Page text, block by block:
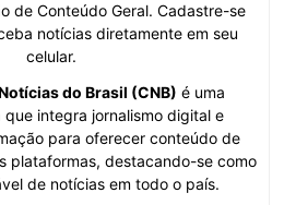
de Conteúdo Geral. Cadastre-se
notícias diretamente em seu
celular.
do Brasil (CNB) é uma
que integra jornalismo digital e
para oferecer conteúdo de
plataformas, destacando-se como
de notícias em todo o país.